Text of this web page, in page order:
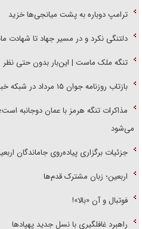
ترامپ دوباره به پشت میانجی‌ها خزید
دلتنگی نکرد و در مسیر جهاد تا شهادت
تنگه ملک ماست | این‌بار بدون حتی نظر
بازتاب روزنامه جوان ۱۵ مرداد در شبکه خبر
مذاکرات تنگه هرمز با عمان دوجانبه
می‌شود
جزئیات برگزاری پیاده‌روی جاماندگان
اربعین؛ زبان مشترک قدم‌ها
فوتبال و آن «بالا»!
راهبرد غافلگیری با نسل جدید پهپاد‌ها